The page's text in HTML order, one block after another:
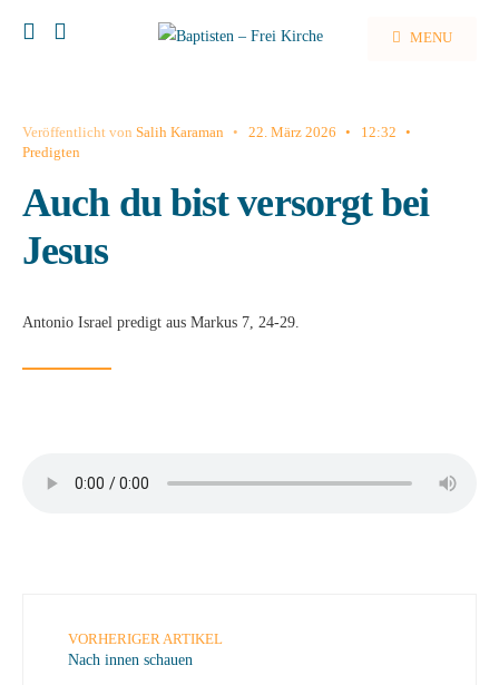
MENU
Veröffentlicht von Salih Karaman • 22. März 2026 • 12:32 •
Predigten
Auch du bist versorgt bei
Jesus
Antonio Israel predigt aus Markus 7, 24-29.
VORHERIGER ARTIKEL
Nach innen schauen